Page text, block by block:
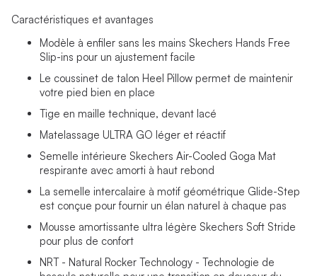
Caractéristiques et avantages
Modèle à enfiler sans les mains Skechers Hands Free
Slip-ins pour un ajustement facile
Le coussinet de talon Heel Pillow permet de maintenir
votre pied bien en place
Tige en maille technique, devant lacé
Matelassage ULTRA GO léger et réactif
Semelle intérieure Skechers Air-Cooled Goga Mat
respirante avec amorti à haut rebond
La semelle intercalaire à motif géométrique Glide-Step
est conçue pour fournir un élan naturel à chaque pas
Mousse amortissante ultra légère Skechers Soft Stride
pour plus de confort
NRT - Natural Rocker Technology - Technologie de